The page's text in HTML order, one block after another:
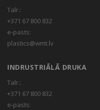
Talr.:
+371 67 800 832
e-pasts:
plastics@wmt.lv
INDRUSTRIĀLĀ DRUKA
Talr.:
+371 67 800 832
e-pasts: